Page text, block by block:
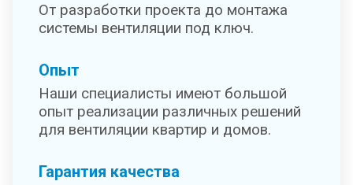
От разработки проекта до монтажа
системы вентиляции под ключ.
Опыт
Наши специалисты имеют большой
опыт реализации различных решений
для вентиляции квартир и домов.
Гарантия качества